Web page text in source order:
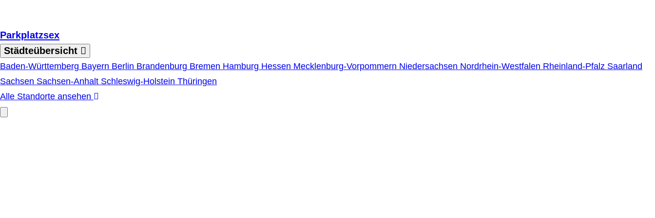
Parkplatzsex
Städteübersicht
Baden-Württemberg Bayern Berlin Brandenburg Bremen Hamburg Hessen Mecklenburg-Vorpommern Niedersachsen Nordrhein-Westfalen Rheinland-Pfalz Saarland
Sachsen Sachsen-Anhalt Schleswig-Holstein Thüringen
Alle Standorte ansehen